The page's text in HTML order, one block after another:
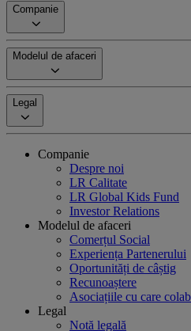
Companie
Modelul de afaceri
Legal
Companie
Despre noi
LR Calitate
LR Global Kids Fund
Investor Relations
Modelul de afaceri
Comerțul Social
Experiența Partenerului
Oportunități de câștig
Recunoaștere
Asociațiile cu care
Legal
Notă legală